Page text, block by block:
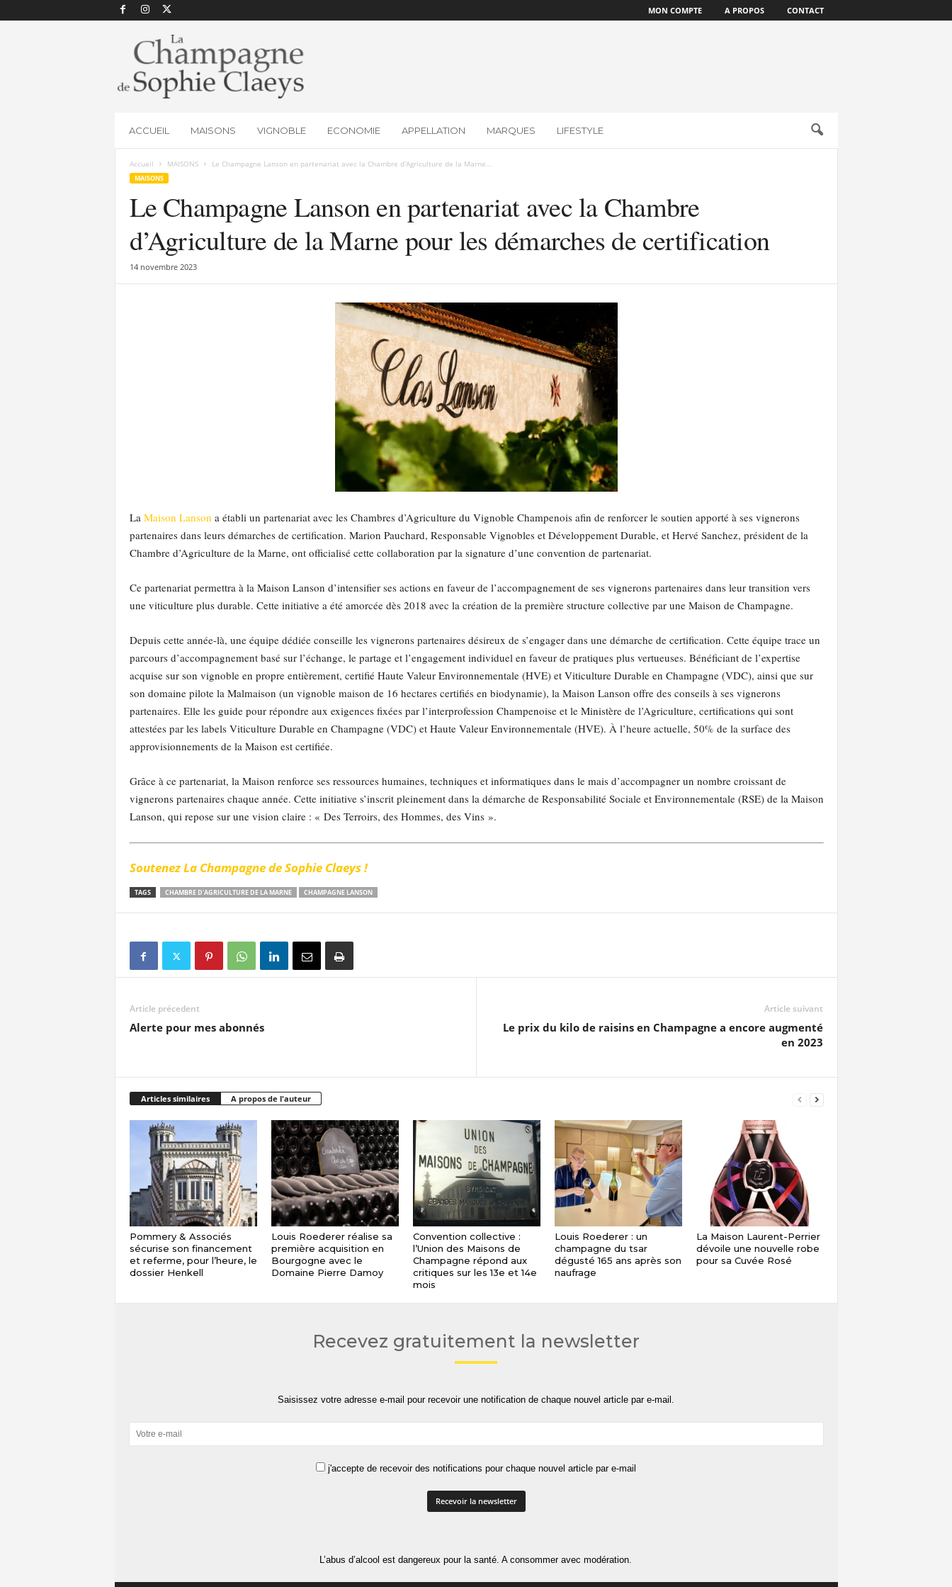
MON COMPTE A PROPOS CONTACT
a
g
i
ACCUEIL MAISONS VIGNOBLE ECONOMIE APPELLATION MARQUES LIFESTYLE
Accueil MAISONS Le Champagne Lanson en partenariat avec la Chambre d’Agriculture de la Marne...
MAISONS
Le Champagne Lanson en partenariat avec la Chambre
d’Agriculture de la Marne pour les démarches de certification
14 novembre 2023
La Maison Lanson a établi un partenariat avec les Chambres d’Agriculture du Vignoble Champenois afin de renforcer le soutien apporté à ses vignerons
partenaires dans leurs démarches de certification. Marion Pauchard, Responsable Vignobles et Développement Durable, et Hervé Sanchez, président de la
Chambre d’Agriculture de la Marne, ont officialisé cette collaboration par la signature d’une convention de partenariat.
Ce partenariat permettra à la Maison Lanson d’intensifier ses actions en faveur de l’accompagnement de ses vignerons partenaires dans leur transition vers
une viticulture plus durable. Cette initiative a été amorcée dès 2018 avec la création de la première structure collective par une Maison de Champagne.
Depuis cette année-là, une équipe dédiée conseille les vignerons partenaires désireux de s’engager dans une démarche de certification. Cette équipe trace un
parcours d’accompagnement basé sur l’échange, le partage et l’engagement individuel en faveur de pratiques plus vertueuses. Bénéficiant de l’expertise
acquise sur son vignoble en propre entièrement, certifié Haute Valeur Environnementale (HVE) et Viticulture Durable en Champagne (VDC), ainsi que sur
son domaine pilote la Malmaison (un vignoble maison de 16 hectares certifiés en biodynamie), la Maison Lanson offre des conseils à ses vignerons
partenaires. Elle les guide pour répondre aux exigences fixées par l’interprofession Champenoise et le Ministère de l’Agriculture, certifications qui sont
attestées par les labels Viticulture Durable en Champagne (VDC) et Haute Valeur Environnementale (HVE). À l’heure actuelle, 50% de la surface des
approvisionnements de la Maison est certifiée.
Grâce à ce partenariat, la Maison renforce ses ressources humaines, techniques et informatiques dans le mais d’accompagner un nombre croissant de
vignerons partenaires chaque année. Cette initiative s’inscrit pleinement dans la démarche de Responsabilité Sociale et Environnementale (RSE) de la Maison
Lanson, qui repose sur une vision claire : « Des Terroirs, des Hommes, des Vins ».
Soutenez La Champagne de Sophie Claeys !
TAGS CHAMBRE D'AGRICULTURE DE LA MARNE CHAMPAGNE LANSON
Article précedent
Alerte pour mes abonnés
Article suivant
Le prix du kilo de raisins en Champagne a encore augmenté
en 2023
Articles similaires A propos de l'auteur
Pommery & Associés
sécurise son financement
et referme, pour l’heure, le
dossier Henkell
Louis Roederer réalise sa
première acquisition en
Bourgogne avec le
Domaine Pierre Damoy
Convention collective :
l’Union des Maisons de
Champagne répond aux
critiques sur les 13e et 14e
mois
Louis Roederer : un
champagne du tsar
dégusté 165 ans après son
naufrage
La Maison Laurent-Perrier
dévoile une nouvelle robe
pour sa Cuvée Rosé
Recevez gratuitement la newsletter
Saisissez votre adresse e-mail pour recevoir une notification de chaque nouvel article par e-mail.
j'accepte de recevoir des notifications pour chaque nouvel article par e-mail
L’abus d’alcool est dangereux pour la santé. A consommer avec modération.